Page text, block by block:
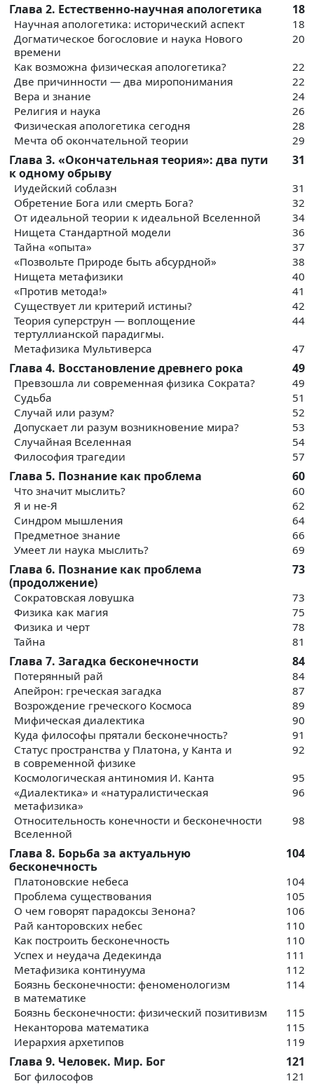
Глава 2. Естественно-научная апологетика 18
Научная апологетика: исторический аспект
18
Догматическое богословие и наука Нового
времени
20
Как возможна физическая апологетика?
22
Две причинности — два миропонимания
22
Вера и знание
24
Религия и наука
26
Физическая апологетика сегодня
28
Мечта об окончательной теории
29
Глава 3. «Окончательная теория»: два пути
к одному обрыву
31
Иудейский соблазн
31
Обретение Бога или смерть Бога?
32
От идеальной теории к идеальной Вселенной
34
Нищета Стандартной модели
36
Тайна «опыта»
37
«Позвольте Природе быть абсурдной»
38
Нищета метафизики
40
«Против метода!»
41
Существует ли критерий истины?
42
Теория суперструн — воплощение
тертуллианской парадигмы.
44
Метафизика Мультиверса
47
Глава 4. Восстановление древнего рока 49
Превзошла ли современная физика Сократа?
49
Судьба
51
Случай или разум?
52
Допускает ли разум возникновение мира?
53
Случайная Вселенная
54
Философия трагедии
57
Глава 5. Познание как проблема 60
Что значит мыслить?
60
Я и не-Я
62
Синдром мышления
64
Предметное знание
66
Умеет ли наука мыслить?
69
Глава 6. Познание как проблема
(продолжение)
73
Сократовская ловушка
73
Физика как магия
75
Физика и черт
78
Тайна
81
Глава 7. Загадка бесконечности 84
Потерянный рай
84
Апейрон: греческая загадка
87
Возрождение греческого Космоса
89
Мифическая диалектика
90
Куда философы прятали бесконечность?
91
Статус пространства у Платона, у Канта и
в современной физике
92
Космологическая антиномия И. Канта
95
«Диалектика» и «натуралистическая
метафизика»
96
Относительность конечности и бесконечности
Вселенной
98
Глава 8. Борьба за актуальную
бесконечность
104
Платоновские небеса
104
Проблема существования
105
О чем говорят парадоксы Зенона?
106
Рай канторовских небес
110
Как построить бесконечность
110
Успех и неудача Дедекинда
111
Метафизика континуума
112
Боязнь бесконечности: феноменологизм
в математике
114
Боязнь бесконечности: физический позитивизм
115
Неканторова математика
115
Иерархия архетипов
119
Глава 9. Человек. Мир. Бог 121
Бог философов
121